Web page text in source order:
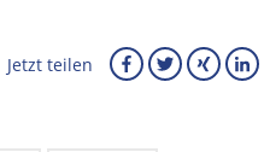
Jetzt teilen